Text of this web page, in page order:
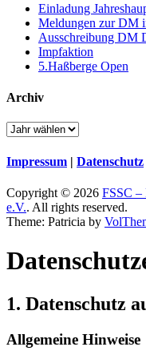
Einladung
Meldungen zur DM
Ausschreibung DM
Impfaktion
5.Haßberge Open
Archiv
Impressum | Datenschutz
Copyright © 2026 FSSC –
e.V.. All rights reserved.
Theme: Patricia by
1. Datenschutz
Allgemeine Hinweise